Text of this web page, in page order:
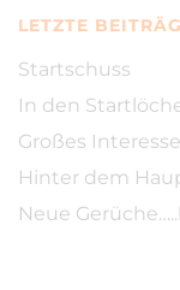
LETZTE
Startschuss
In den
Großes Interesse
Hinter dem
Neue